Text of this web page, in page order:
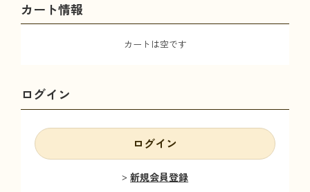
カート情報
カートは空です
ログイン
ログイン
新規会員登録